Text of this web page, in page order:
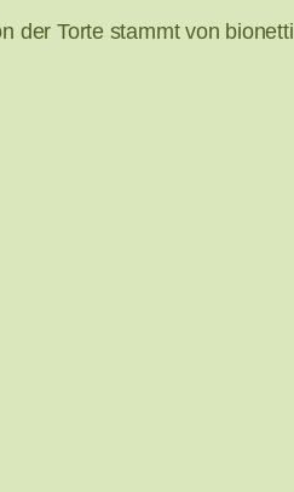
der Torte stammt von bionetti